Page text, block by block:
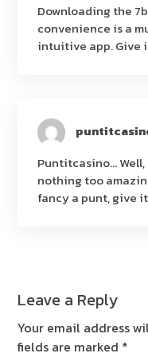
Downloading the
convenience is a
intuitive app. Give
Puntitcasino…
nothing too
fancy a punt, give
Leave a Reply
Your email address
fields are marked *